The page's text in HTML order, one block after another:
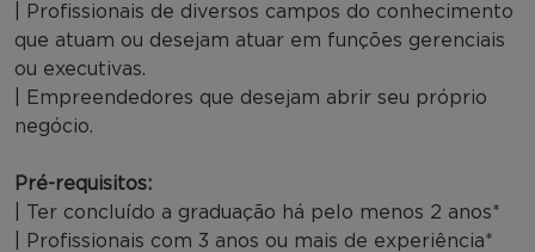
| Profissionais de diversos campos do conhecimento
que atuam ou desejam atuar em funções gerenciais
ou executivas.
| Empreendedores que desejam abrir seu próprio
negócio.
Pré-requisitos:
| Ter concluído a graduação há pelo menos 2 anos*
| Profissionais com 3 anos ou mais de experiência*